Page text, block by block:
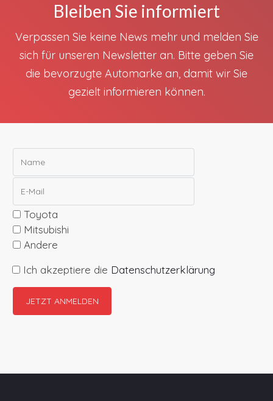
Bleiben Sie informiert
Verpassen Sie keine News mehr und melden Sie
sich für unseren Newsletter an. Bitte geben Sie
die bevorzugte Automarke an, damit wir Sie
gezielt informieren können.
Toyota
Mitsubishi
Andere
Ich akzeptiere die Datenschutzerklärung